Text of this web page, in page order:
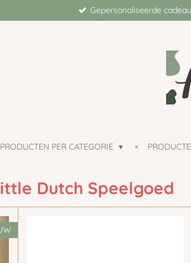
Gepersonaliseerde
PRODUCTEN PER CATEGORIE
Dutch Speelgoed